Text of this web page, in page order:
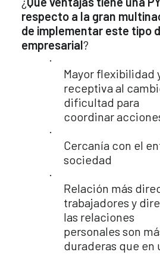
respecto a la gran
de implementar este tipo
empresarial?
·
Mayor flexibilidad
receptiva al
dificultad para
coordinar
·
Cercanía con el
sociedad
·
Relación más
trabajadores y
las relaciones
personales son
duraderas que en